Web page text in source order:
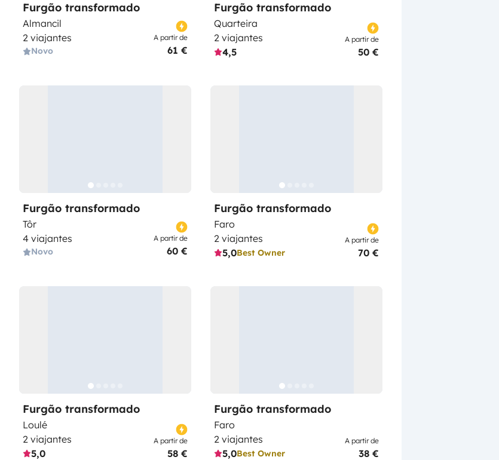
Furgão transformado
Almancil
2 viajantes
Novo
A partir de
61 €
Furgão transformado
Quarteira
2 viajantes
4,5
A partir de
50 €
Furgão transformado
Tôr
4 viajantes
Novo
A partir de
60 €
Furgão transformado
Faro
2 viajantes
5,0Best Owner
A partir de
70 €
Furgão transformado
Loulé
2 viajantes
5,0
A partir de
58 €
Furgão transformado
Faro
2 viajantes
5,0Best Owner
A partir de
38 €